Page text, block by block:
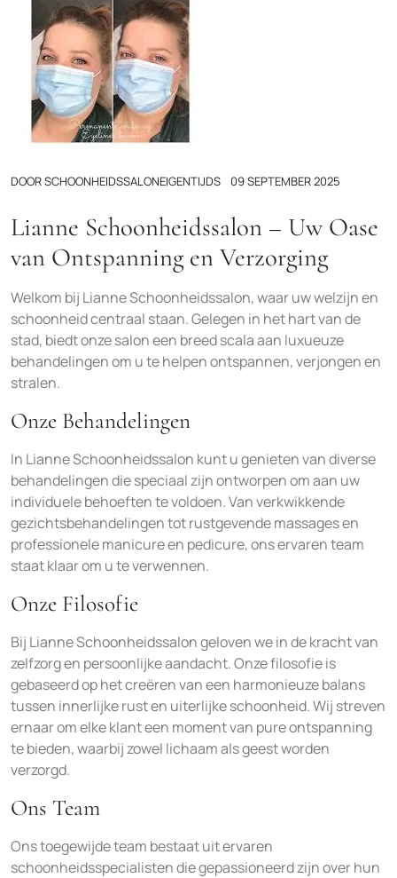
DOORSCHOONHEIDSSALONEIGENTIJDS 09 SEPTEMBER 2025
Lianne Schoonheidssalon – Uw Oase
van Ontspanning en Verzorging
Welkom bij Lianne Schoonheidssalon, waar uw welzijn en
schoonheid centraal staan. Gelegen in het hart van de
stad, biedt onze salon een breed scala aan luxueuze
behandelingen om u te helpen ontspannen, verjongen en
stralen.
Onze Behandelingen
In Lianne Schoonheidssalon kunt u genieten van diverse
behandelingen die speciaal zijn ontworpen om aan uw
individuele behoeften te voldoen. Van verkwikkende
gezichtsbehandelingen tot rustgevende massages en
professionele manicure en pedicure, ons ervaren team
staat klaar om u te verwennen.
Onze Filosofie
Bij Lianne Schoonheidssalon geloven we in de kracht van
zelfzorg en persoonlijke aandacht. Onze filosofie is
gebaseerd op het creëren van een harmonieuze balans
tussen innerlijke rust en uiterlijke schoonheid. Wij streven
ernaar om elke klant een moment van pure ontspanning
te bieden, waarbij zowel lichaam als geest worden
verzorgd.
Ons Team
Ons toegewijde team bestaat uit ervaren
schoonheidsspecialisten die gepassioneerd zijn over hun